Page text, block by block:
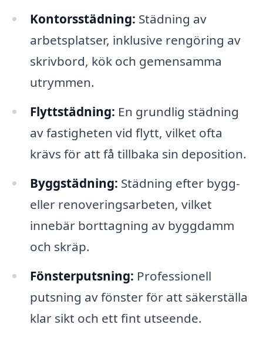
Kontorsstädning: Städning av
arbetsplatser, inklusive rengöring av
skrivbord, kök och gemensamma
utrymmen.
Flyttstädning: En grundlig städning
av fastigheten vid flytt, vilket ofta
krävs för att få tillbaka sin deposition.
Byggstädning: Städning efter bygg-
eller renoveringsarbeten, vilket
innebär borttagning av byggdamm
och skräp.
Fönsterputsning: Professionell
putsning av fönster för att säkerställa
klar sikt och ett fint utseende.